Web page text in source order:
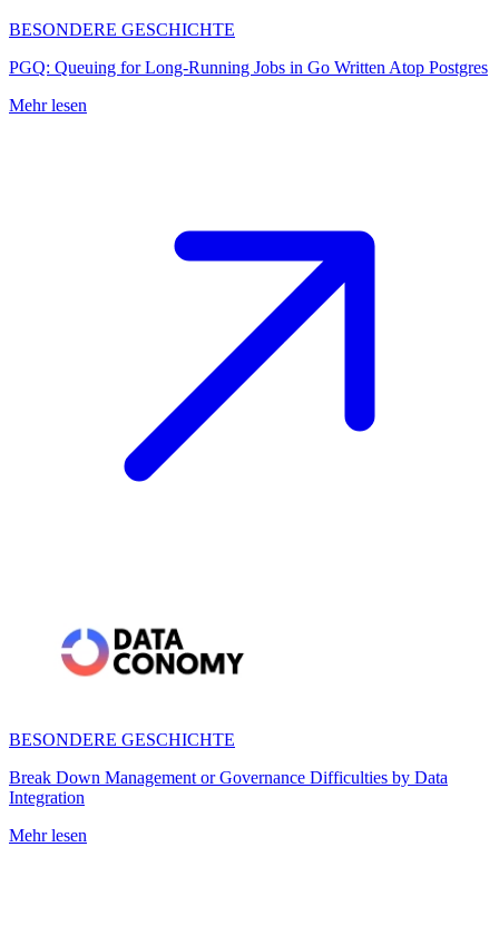
BESONDERE GESCHICHTE
PGQ: Queuing for Long-Running Jobs in Go Written Atop Postgres
Mehr lesen
BESONDERE GESCHICHTE
Break Down Management or Governance Difficulties by Data
Integration
Mehr lesen